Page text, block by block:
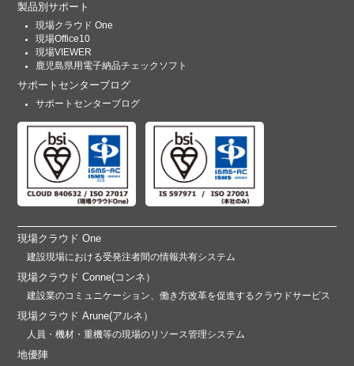
製品別サポート
現場クラウド One
現場Office10
現場VIEWER
鹿児島県用電子納品チェックソフト
サポートセンターブログ
サポートセンターブログ
現場クラウド One
建設現場における受発注者間の情報共有システム
現場クラウド Conne(コンネ）
建設業のコミュニケーション、働き方改革を促進するクラウドサービス
現場クラウド Arune(アルネ）
人員・機材・重機等の現場のリソース管理システム
地優陣